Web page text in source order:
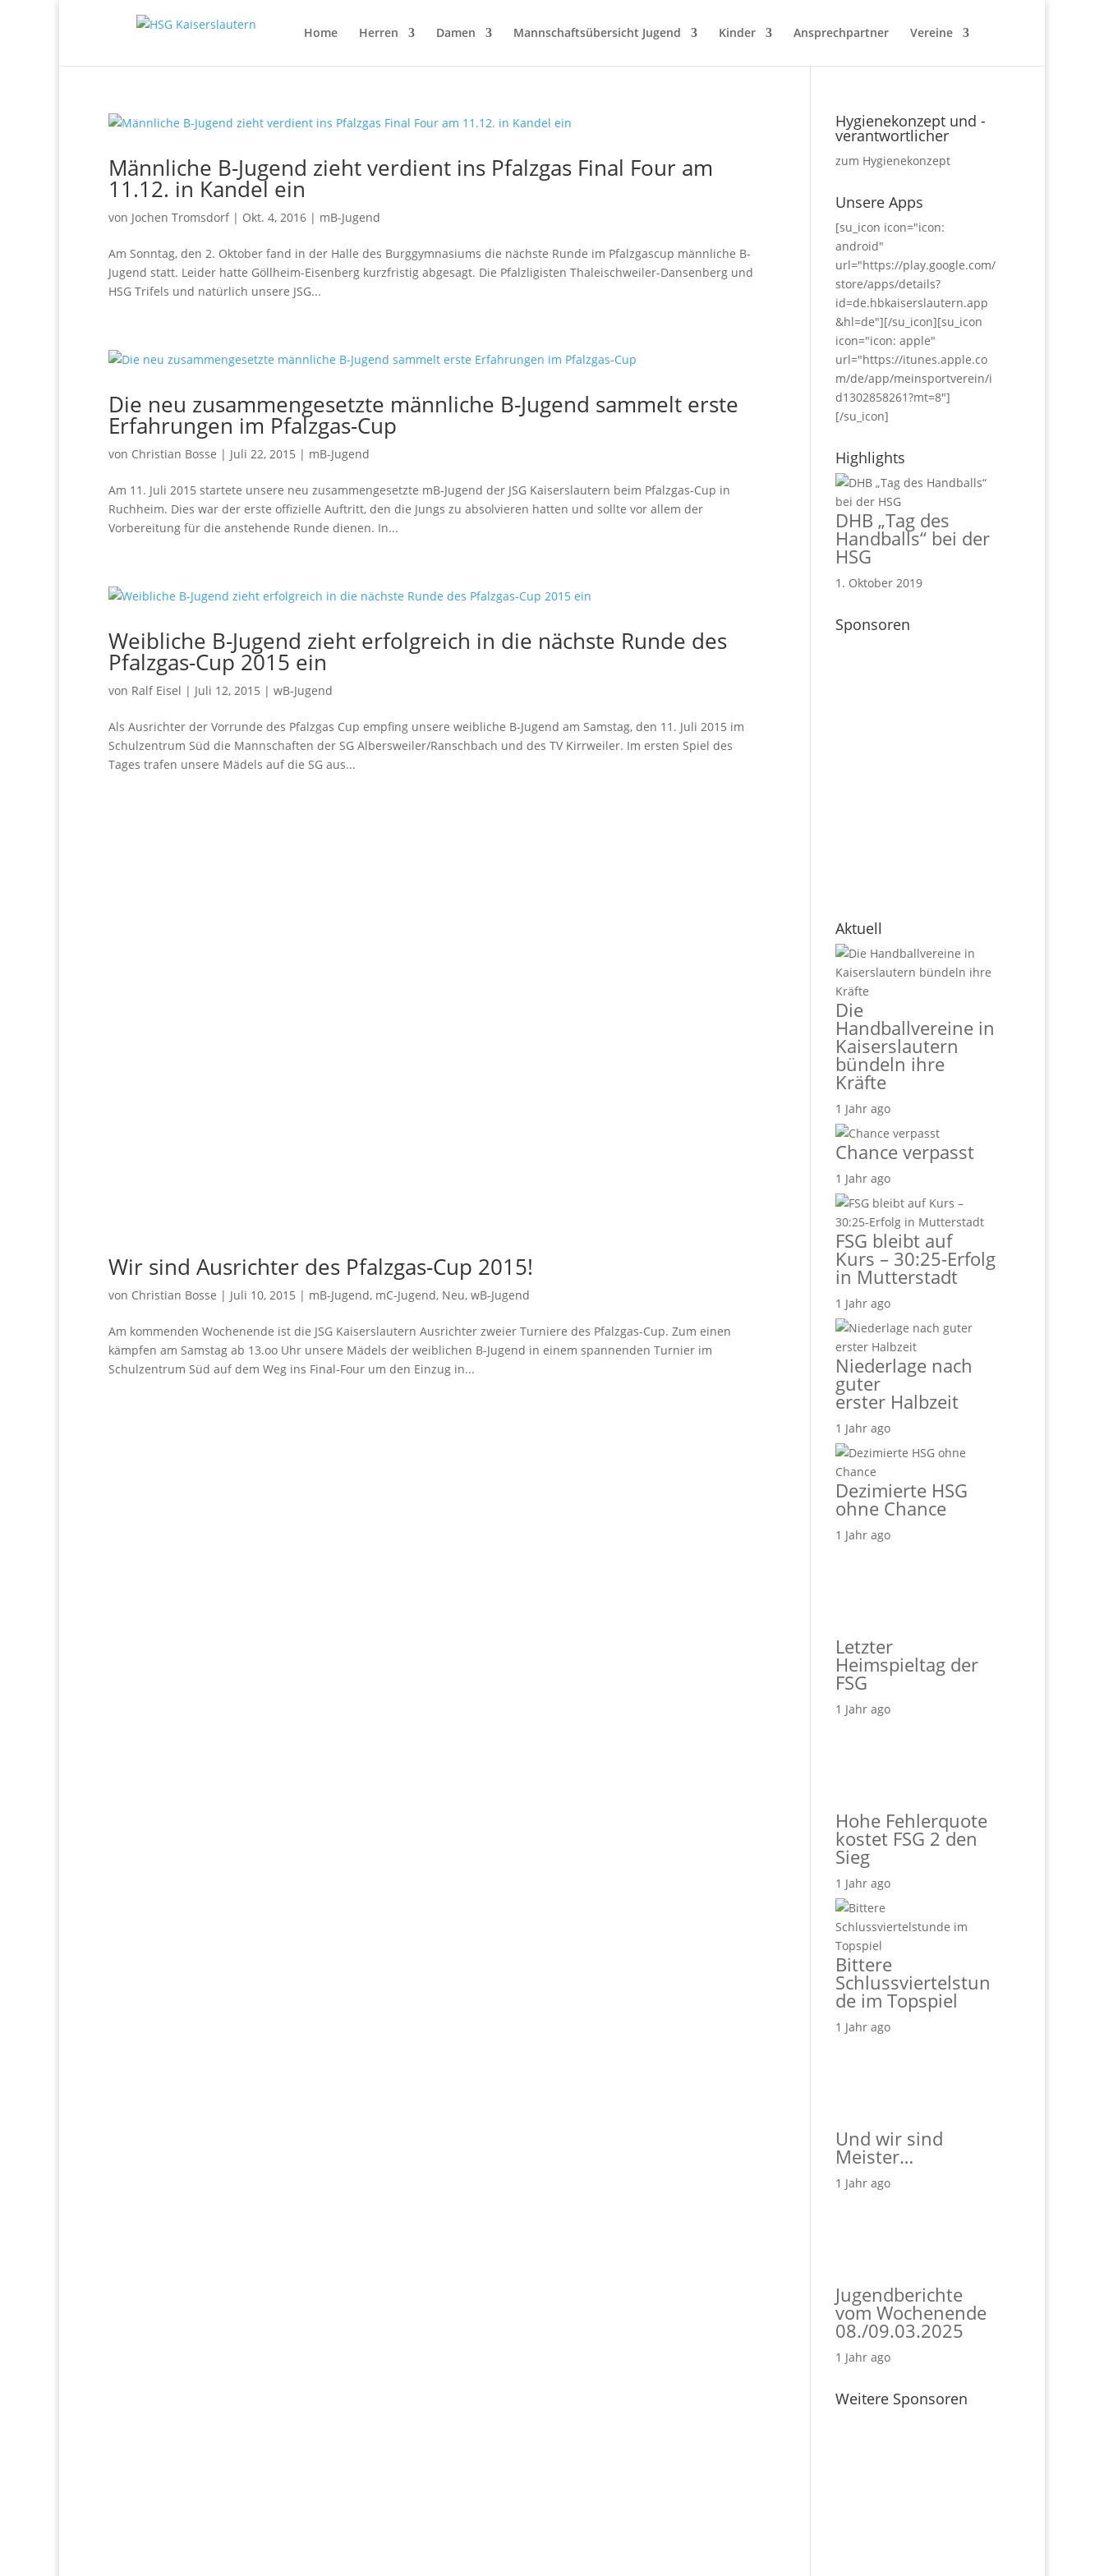
Home Herren Damen Mannschaftsübersicht Jugend Kinder Ansprechpartner Vereine
Männliche B-Jugend zieht verdient ins Pfalzgas Final Four am
11.12. in Kandel ein
von Jochen Tromsdorf| Okt. 4, 2016 | mB-Jugend
Am Sonntag, den 2. Oktober fand in der Halle des Burggymnasiums die nächste Runde im Pfalzgascup männliche B-
Jugend statt. Leider hatte Göllheim-Eisenberg kurzfristig abgesagt. Die Pfalzligisten Thaleischweiler-Dansenberg und
HSG Trifels und natürlich unsere JSG...
Die neu zusammengesetzte männliche B-Jugend sammelt erste
Erfahrungen im Pfalzgas-Cup
von Christian Bosse | Juli 22, 2015 | mB-Jugend
Am 11. Juli 2015 startete unsere neu zusammengesetzte mB-Jugend der JSG Kaiserslautern beim Pfalzgas-Cup in
Ruchheim. Dies war der erste offizielle Auftritt, den die Jungs zu absolvieren hatten und sollte vor allem der
Vorbereitung für die anstehende Runde dienen. In...
Weibliche B-Jugend zieht erfolgreich in die nächste Runde des
Pfalzgas-Cup 2015 ein
von Ralf Eisel | Juli 12, 2015 | wB-Jugend
Als Ausrichter der Vorrunde des Pfalzgas Cup empfing unsere weibliche B-Jugend am Samstag, den 11. Juli 2015 im
Schulzentrum Süd die Mannschaften der SG Albersweiler/Ranschbach und des TV Kirrweiler. Im ersten Spiel des
Tages trafen unsere Mädels auf die SG aus...
Wir sind Ausrichter des Pfalzgas-Cup 2015!
von Christian Bosse | Juli 10, 2015 | mB-Jugend, mC-Jugend, Neu, wB-Jugend
Am kommenden Wochenende ist die JSG Kaiserslautern Ausrichter zweier Turniere des Pfalzgas-Cup. Zum einen
kämpfen am Samstag ab 13.oo Uhr unsere Mädels der weiblichen B-Jugend in einem spannenden Turnier im
Schulzentrum Süd auf dem Weg ins Final-Four um den Einzug in...
Hygienekonzept und -
verantwortlicher
zum Hygienekonzept
Unsere Apps
[su_icon icon="icon:
android"
url="https://play.google.com/
store/apps/details?
id=de.hbkaiserslautern.app
&hl=de"][/su_icon][su_icon
icon="icon: apple"
url="https://itunes.apple.co
m/de/app/meinsportverein/i
d1302858261?mt=8"]
[/su_icon]
Highlights
DHB „Tag des
Handballs“ bei der
HSG
1. Oktober 2019
Sponsoren
Aktuell
Die
Handballvereine in
Kaiserslautern
bündeln ihre
Kräfte
1 Jahr ago
Chance verpasst
1 Jahr ago
FSG bleibt auf
Kurs – 30:25-Erfolg
in Mutterstadt
1 Jahr ago
Niederlage nach
guter
erster Halbzeit
1 Jahr ago
Dezimierte HSG
ohne Chance
1 Jahr ago
Letzter
Heimspieltag der
FSG
1 Jahr ago
Hohe Fehlerquote
kostet FSG 2 den
Sieg
1 Jahr ago
Bittere
Schlussviertelstun
de im Topspiel
1 Jahr ago
Und wir sind
Meister…
1 Jahr ago
Jugendberichte
vom Wochenende
08./09.03.2025
1 Jahr ago
Weitere Sponsoren